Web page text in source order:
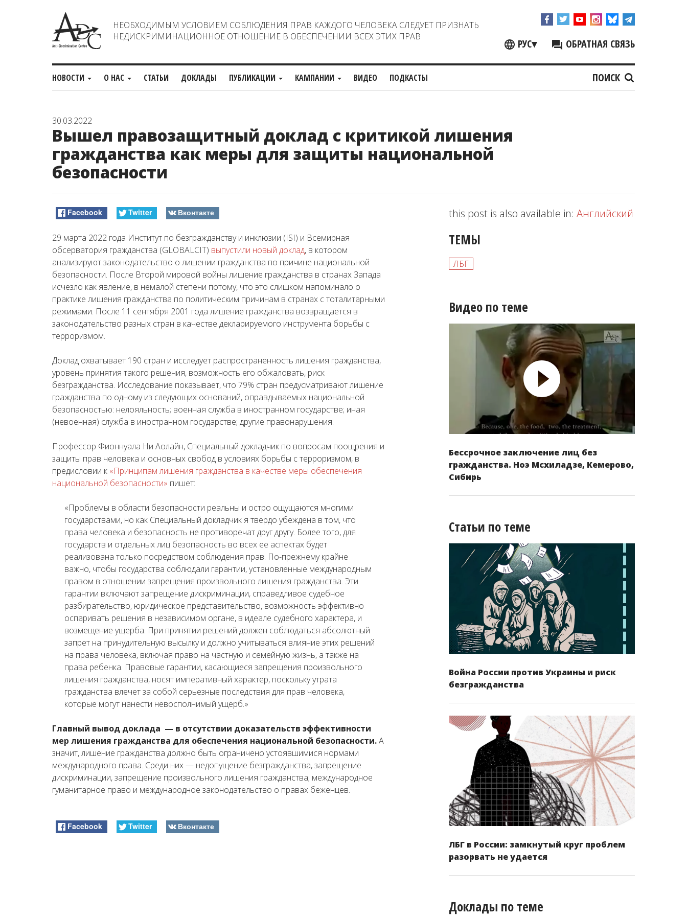
НЕОБХОДИМЫМ УСЛОВИЕМ СОБЛЮДЕНИЯ ПРАВ КАЖДОГО ЧЕЛОВЕКА СЛЕДУЕТ ПРИЗНАТЬ
НЕДИСКРИМИНАЦИОННОЕ ОТНОШЕНИЕ В ОБЕСПЕЧЕНИИ ВСЕХ ЭТИХ ПРАВ
РУС▾ ОБРАТНАЯ СВЯЗЬ
НОВОСТИ О НАС СТАТЬИ ДОКЛАДЫ ПУБЛИКАЦИИ КАМПАНИИ ВИДЕО ПОДКАСТЫ ПОИСК
30.03.2022
Вышел правозащитный доклад с критикой лишения
гражданства как меры для защиты национальной
безопасности
Facebook Twitter Вконтакте
29 марта 2022 года Институт по безгражданству и инклюзии (ISI) и Всемирная
обсерватория гражданства (GLOBALCIT) выпустили новый доклад, в котором
анализируют законодательство о лишении гражданства по причине национальной
безопасности. После Второй мировой войны лишение гражданства в странах Запада
исчезло как явление, в немалой степени потому, что это слишком напоминало о
практике лишения гражданства по политическим причинам в странах с тоталитарными
режимами. После 11 сентября 2001 года лишение гражданства возвращается в
законодательство разных стран в качестве декларируемого инструмента борьбы с
терроризмом.
Доклад охватывает 190 стран и исследует распространенность лишения гражданства,
уровень принятия такого решения, возможность его обжаловать, риск
безгражданства. Исследование показывает, что 79% стран предусматривают лишение
гражданства по одному из следующих оснований, оправдываемых национальной
безопасностью: нелояльность; военная служба в иностранном государстве; иная
(невоенная) служба в иностранном государстве; другие правонарушения.
Профессор Фионнуала Ни Аолайн, Специальный докладчик по вопросам поощрения и
защиты прав человека и основных свобод в условиях борьбы с терроризмом, в
предисловии к «Принципам лишения гражданства в качестве меры обеспечения
национальной безопасности» пишет:
«Проблемы в области безопасности реальны и остро ощущаются многими
государствами, но как Специальный докладчик я твердо убеждена в том, что
права человека и безопасность не противоречат друг другу. Более того, для
государств и отдельных лиц безопасность во всех ее аспектах будет
реализована только посредством соблюдения прав. По-прежнему крайне
важно, чтобы государства соблюдали гарантии, установленные международным
правом в отношении запрещения произвольного лишения гражданства. Эти
гарантии включают запрещение дискриминации, справедливое судебное
разбирательство, юридическое представительство, возможность эффективно
оспаривать решения в независимом органе, в идеале судебного характера, и
возмещение ущерба. При принятии решений должен соблюдаться абсолютный
запрет на принудительную высылку и должно учитываться влияние этих решений
на права человека, включая право на частную и семейную жизнь, а также на
права ребенка. Правовые гарантии, касающиеся запрещения произвольного
лишения гражданства, носят императивный характер, поскольку утрата
гражданства влечет за собой серьезные последствия для прав человека,
которые могут нанести невосполнимый ущерб.»
Главный вывод доклада — в отсутствии доказательств эффективности
мер лишения гражданства для обеспечения национальной безопасности.А
значит, лишение гражданства должно быть ограничено устоявшимися нормами
международного права. Среди них — недопущение безгражданства, запрещение
дискриминации, запрещение произвольного лишения гражданства; международное
гуманитарное право и международное законодательство о правах беженцев.
Facebook Twitter Вконтакте
this post is also available in: Английский
ТЕМЫ
ЛБГ
Видео по теме
Бессрочное заключение лиц без
гражданства. Ноэ Мсхиладзе, Кемерово,
Сибирь
Статьи по теме
Война России против Украины и риск
безгражданства
ЛБГ в России: замкнутый круг проблем
разорвать не удается
Доклады по теме